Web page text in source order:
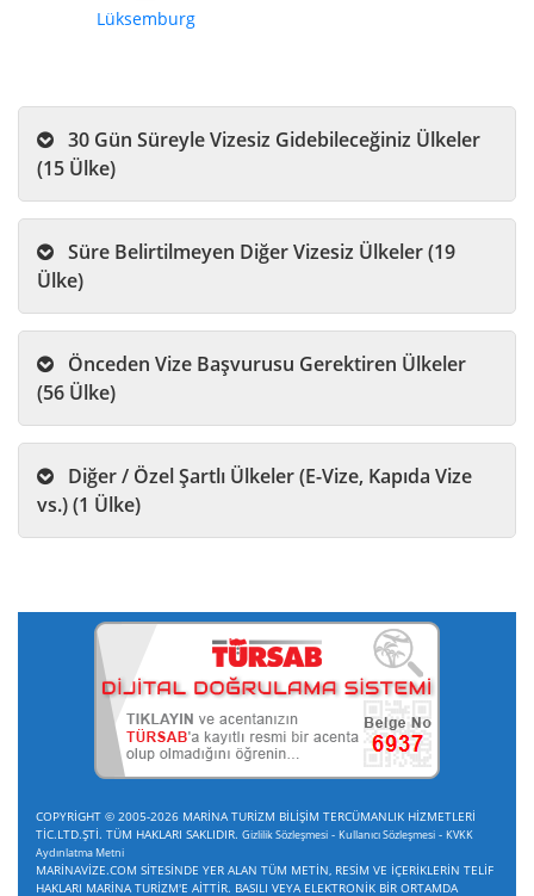
Lüksemburg
(15 Ülke)
Ülke)
(56 Ülke)
vs.) (1 Ülke)
COPYRİGHT © 2005-2026 MARİNA TURİZM BİLİŞİM TERCÜMANLIK HİZMETLERİ
TİC.LTD.ŞTİ. TÜM HAKLARI SAKLIDIR. Gizlilik Sözleşmesi - Kullanıcı Sözleşmesi - KVKK
Aydınlatma Metni
MARİNAVİZE.COM SİTESİNDE YER ALAN TÜM METİN, RESİM VE İÇERİKLERİN TELİF
HAKLARI MARİNA TURİZM'E AİTTİR. BASILI VEYA ELEKTRONİK BİR ORTAMDA